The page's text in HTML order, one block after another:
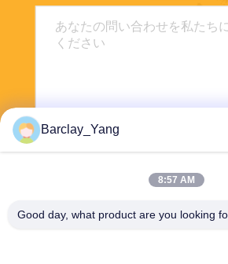
Barclay_Yang
8:57 AM
Good day, what product are you looking